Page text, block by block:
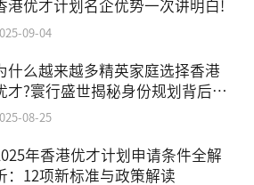
港优才计划名企优势一次讲明白!
09-04
什么越来越多精英家庭选择香港
才?寰行盛世揭秘身份规划背后的
育红利
08-25
年香港优才计划申请条件全解
：12项新标准与政策解读